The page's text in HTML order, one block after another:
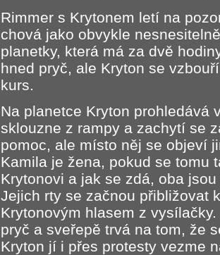
Rimmer s Krytonem letí na
chová jako obvykle
planetky, která má za dvě
hned pryč, ale Kryton se
kurs.
Na planetce Kryton prohledává
sklouzne z rampy a zachytí se
pomoc, ale místo něj se objeví
Kamila je žena, pokud se tomu
Krytonovi a jak se zdá, oba
Jejich rty se začnou přibližovat
Krytonovým hlasem z vysílačky.
pryč a sveřepě trvá na tom, že
Kryton jí i přes protesty vezme